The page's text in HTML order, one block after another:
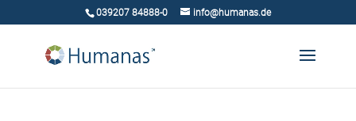
039207 84888-0 info@humanas.de